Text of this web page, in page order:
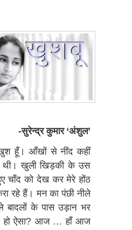
-सुरेन्द्र कुमार ‘अंशुल’
हूँ। आँखों से नींद कहीं
थी। खुली खिड़की के उस
चाँद को देख कर मेरे होंठ
रहे हैं। मन का पंछी नीले
के पास उड़ान भर
हो ऐसा? आज … हाँ आज